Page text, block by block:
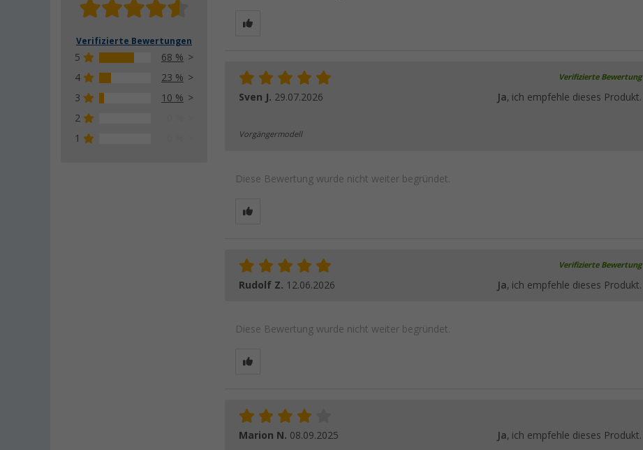
Verifizierte Bewertungen
5
68 %
4
23 %
3
10 %
2
1
Verifizierte Bewertung
Sven J. 29.07.2026 Ja, ich empfehle dieses Produkt.
Vorgängermodell
Diese Bewertung wurde nicht weiter begründet.
Verifizierte Bewertung
Rudolf Z. 12.06.2026 Ja, ich empfehle dieses Produkt.
Diese Bewertung wurde nicht weiter begründet.
Marion N. 08.09.2025 Ja, ich empfehle dieses Produkt.